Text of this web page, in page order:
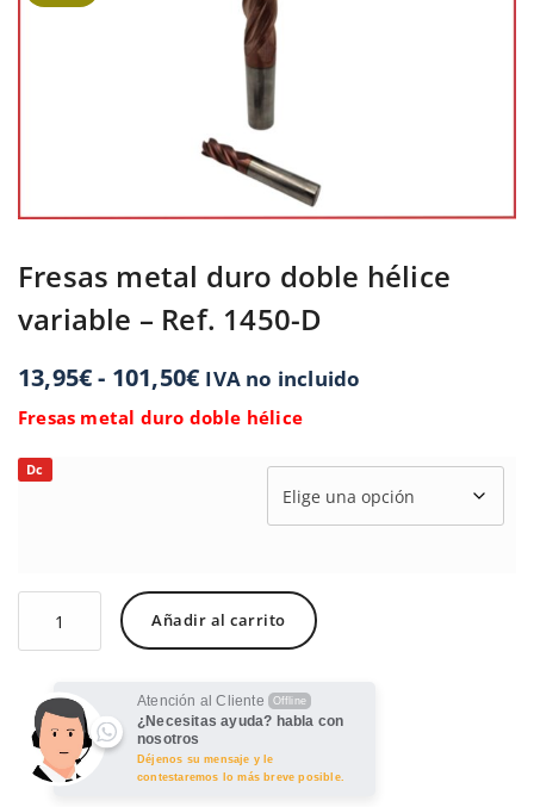
Fresas metal duro doble hélice
variable – Ref. 1450-D
13,95€ - 101,50€ IVA no incluido
Fresas metal duro doble hélice
Dc
Añadir al carrito
Atención al Cliente Offline
¿Necesitas ayuda? habla con
nosotros
Déjenos su mensaje y le
contestaremos lo más breve posible.